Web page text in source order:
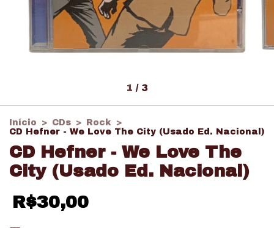
1 / 3
Início > CDs > Rock
>
CD Hefner - We Love The City (Usado Ed. Nacional)
CD Hefner - We Love The
City (Usado Ed. Nacional)
R$30,00